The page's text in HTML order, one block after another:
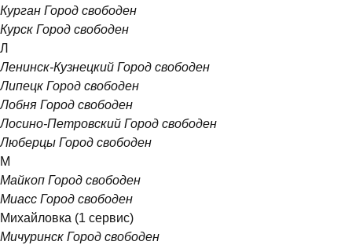
Курган Город свободен
Курск Город свободен
Л
Ленинск-Кузнецкий Город свободен
Липецк Город свободен
Лобня Город свободен
Лосино-Петровский Город свободен
Люберцы Город свободен
М
Майкоп Город свободен
Миасс Город свободен
Михайловка (1 сервис)
Мичуринск Город свободен